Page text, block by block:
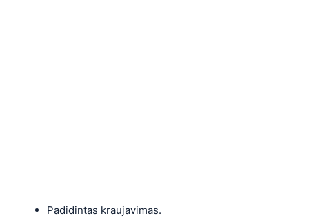
Padidintas kraujavimas.